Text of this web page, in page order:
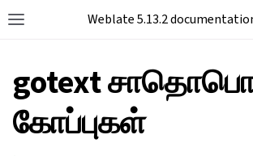
Toggle site navigation sidebar
Weblate 5.13.2
gotext
கோப்புகள்